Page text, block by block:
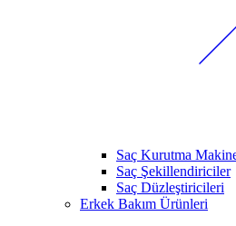
Saç Kurutma
Saç Şekillendiriciler
Saç Düzleştiricileri
Erkek Bakım Ürünleri